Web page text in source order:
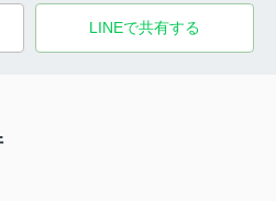
LINEで共有する